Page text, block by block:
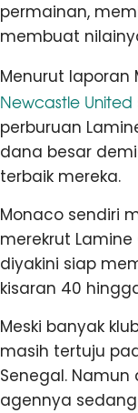
permainan,
membuat
Menurut laporan
Newcastle United
perburuan
dana besar
terbaik mereka.
Monaco sendiri
merekrut
diyakini siap
kisaran 40
Meski banyak
masih tertuju
Senegal.
agennya